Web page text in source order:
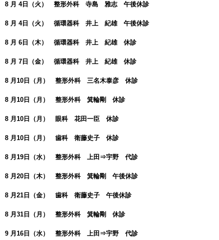
8 月 4日（火） 整形外科 寺島 雅志 午後休診
8 月 4日（火） 循環器科 井上 紀雄 午後休診
8 月 6日（木） 循環器科 井上 紀雄 休診
8 月 7日（金） 循環器科 井上 紀雄 休診
8 月10日（月） 整形外科 三名木泰彦 休診
8 月10日（月） 整形外科 箕輪剛 休診
8 月10日（月） 眼科 花田一臣 休診
8 月10日（月） 歯科 衛藤史子 休診
8 月19日（水） 整形外科 上田⇒宇野 代診
8 月20日（木） 整形外科 箕輪剛 午後休診
8 月21日（金） 歯科 衛藤史子 午後休診
8 月31日（月） 整形外科 箕輪剛 休診
9 月16日（水） 整形外科 上田⇒宇野 代診